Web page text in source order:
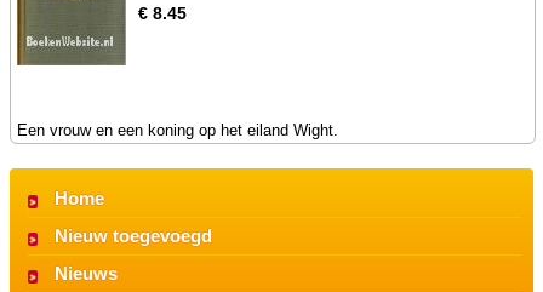
€ 8.45
Een vrouw en een koning op het eiland Wight.
Home
Nieuw toegevoegd
Nieuws